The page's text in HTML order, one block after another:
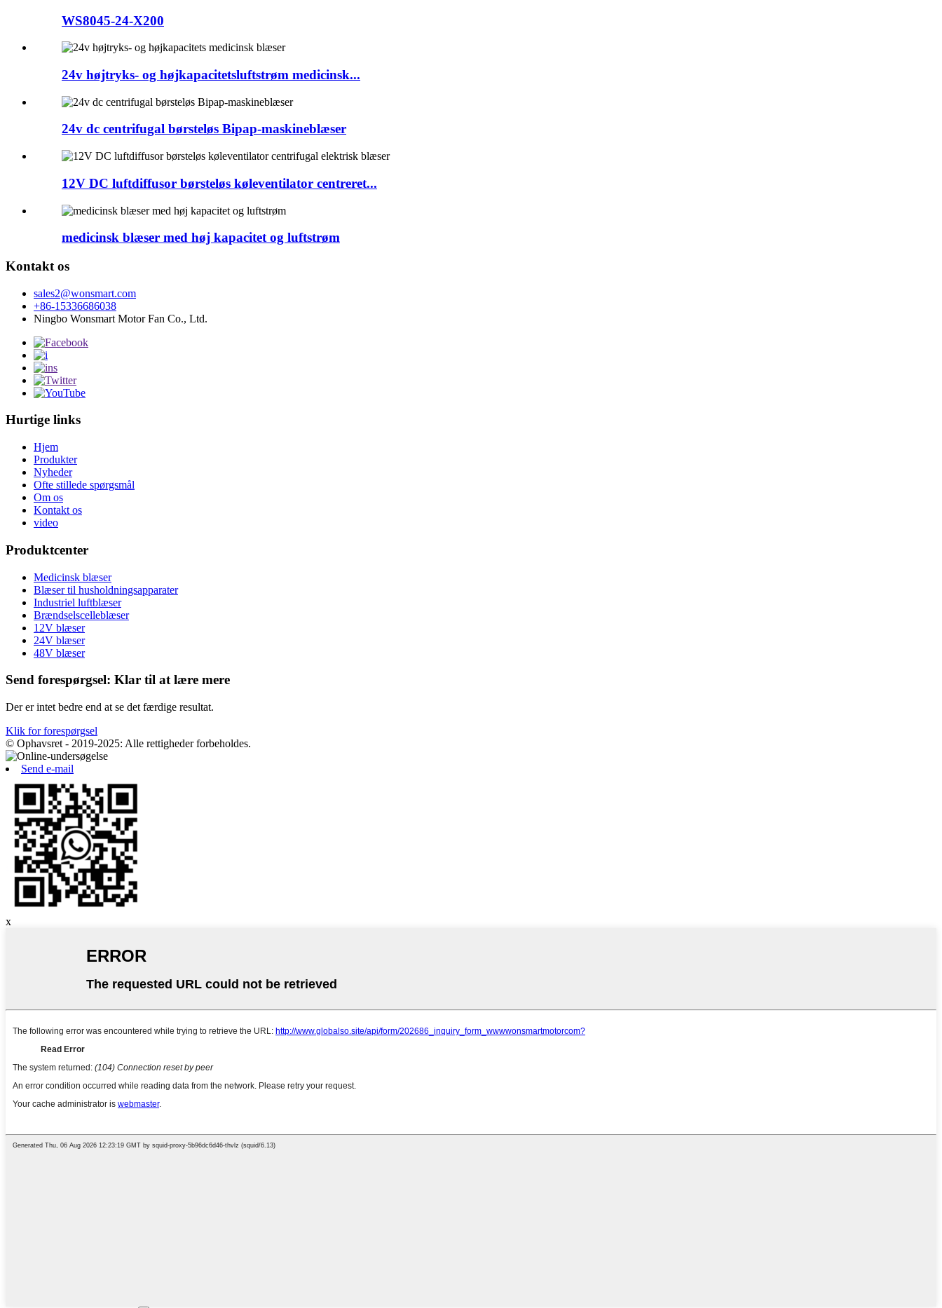
WS8045-24-X200
24v højtryks- og højkapacitetsluftstrøm medicinsk...
24v dc centrifugal børsteløs Bipap-maskineblæser
12V DC luftdiffusor børsteløs køleventilator centreret...
medicinsk blæser med høj kapacitet og luftstrøm
Kontakt os
sales2@wonsmart.com
+86-15336686038
Ningbo Wonsmart Motor Fan Co., Ltd.
Hurtige links
Hjem
Produkter
Nyheder
Ofte stillede spørgsmål
Om os
Kontakt os
video
Produktcenter
Medicinsk blæser
Blæser til husholdningsapparater
Industriel luftblæser
Brændselscelleblæser
12V blæser
24V blæser
48V blæser
Send forespørgsel: Klar til at lære mere
Der er intet bedre end at se det færdige resultat.
Klik for forespørgsel
© Ophavsret - 2019-2025: Alle rettigheder forbeholdes.
Send e-mail
x